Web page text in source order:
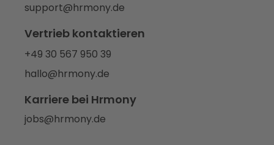
support@hrmony.de
Vertrieb kontaktieren
+49 30 567 950 39
hallo@hrmony.de
Karriere bei Hrmony
jobs@hrmony.de